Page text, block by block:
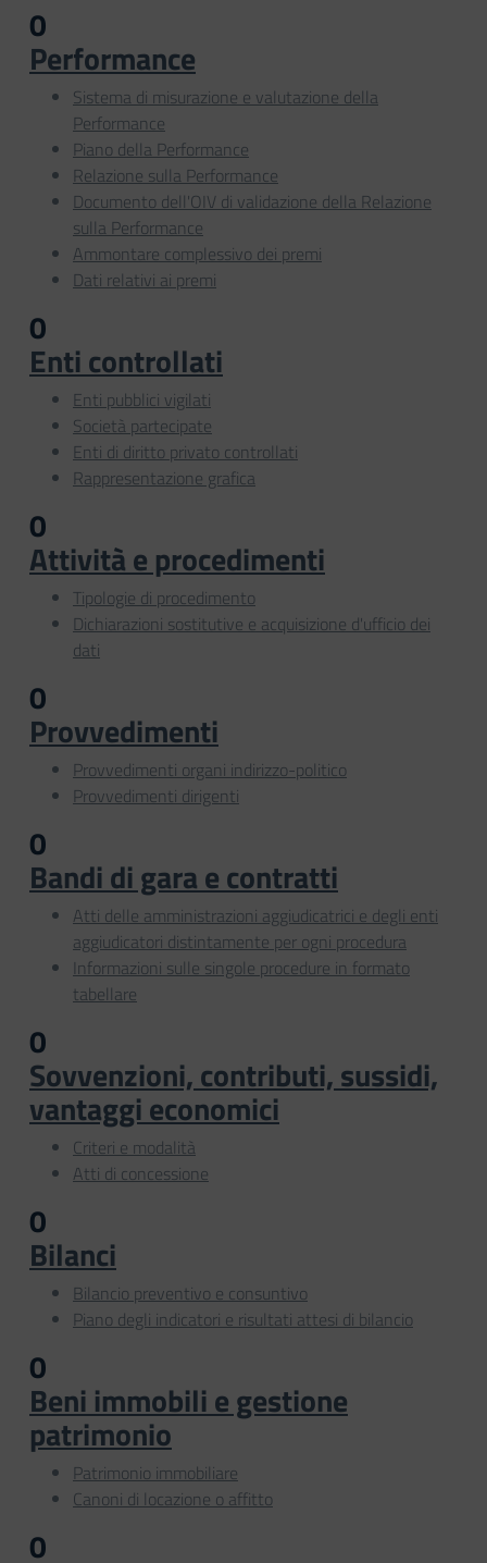
0
Performance
Sistema di misurazione e valutazione della
Performance
Piano della Performance
Relazione sulla Performance
Documento dell'OIV di validazione della Relazione
sulla Performance
Ammontare complessivo dei premi
Dati relativi ai premi
0
Enti controllati
Enti pubblici vigilati
Società partecipate
Enti di diritto privato controllati
Rappresentazione grafica
0
Attività e procedimenti
Tipologie di procedimento
Dichiarazioni sostitutive e acquisizione d'ufficio dei
dati
0
Provvedimenti
Provvedimenti organi indirizzo-politico
Provvedimenti dirigenti
0
Bandi di gara e contratti
Atti delle amministrazioni aggiudicatrici e degli enti
aggiudicatori distintamente per ogni procedura
Informazioni sulle singole procedure in formato
tabellare
0
Sovvenzioni, contributi, sussidi,
vantaggi economici
Criteri e modalità
Atti di concessione
0
Bilanci
Bilancio preventivo e consuntivo
Piano degli indicatori e risultati attesi di bilancio
0
Beni immobili e gestione
patrimonio
Patrimonio immobiliare
Canoni di locazione o affitto
0